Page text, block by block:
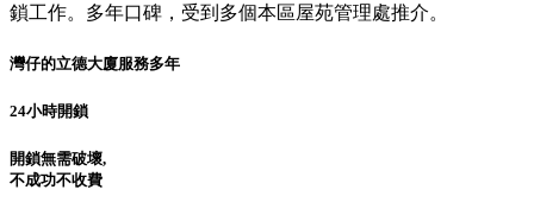
鎖工作。多年口碑，受到多個本區屋苑管理處推介。
灣仔的立德大廈服務多年
24小時開鎖
開鎖無需破壞,
不成功不收費